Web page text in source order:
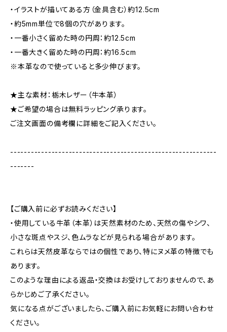
・イラストが描いてある方（金具含む）約12.5cm
・約5mm単位で8個の穴があります。
・一番小さく留めた時の円周：約12.5cm
・一番大きく留めた時の円周：約16.5cm
※本革なので使っていると多少伸びます。
★主な素材：栃木レザー（牛本革）
★ご希望の場合は無料ラッピング承ります。
ご注文画面の備考欄に詳細をご記入ください。
------------------------------------------------------------
-------
【ご購入前に必ずお読みください】
・使用している牛革（本革）は天然素材のため、天然の傷やシワ、
小さな斑点やスジ、色ムラなどが見られる場合があります。
これらは天然皮革ならではの個性であり、特にヌメ革の特徴でも
あります。
このような理由による返品・交換はお受けしておりませんので、あ
らかじめご了承ください。
気になる点がございましたら、ご購入前にお気軽にお問い合わせ
ください。